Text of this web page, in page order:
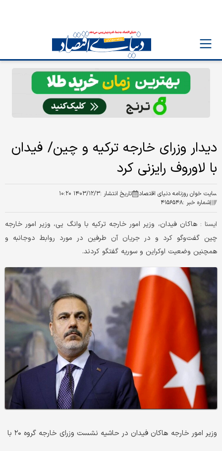
دیدار وزرای خارجه ترکیه و چین/ فیدان
با لاوروف رایزنی کرد
سایت خوان روزنامه دنیای اقتصاد تاریخ انتشار :۱۴۰۳/۱۲/۳ ۱۰:۲۰
شماره خبر :۴۱۵۶۵۴۸
ايسنا :هاکان فیدان، وزیر امور خارجه ترکیه با وانگ یی، وزیر امور خارجه
چین گفت‌وگو کرد و در جریان آن طرفین در مورد روابط دوجانبه و
همچنین وضعیت اوکراین و سوریه گفتگو کردند.
وزیر امور خارجه هاکان فیدان در حاشیه نشست وزرای خارجه گروه ۲۰ با